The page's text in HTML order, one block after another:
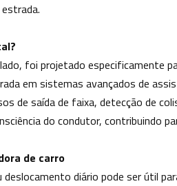
foi projetado especificamente
em sistemas avançados de
de saída de faixa, detecção de
do condutor, contribuindo
de carro
diário pode ser útil